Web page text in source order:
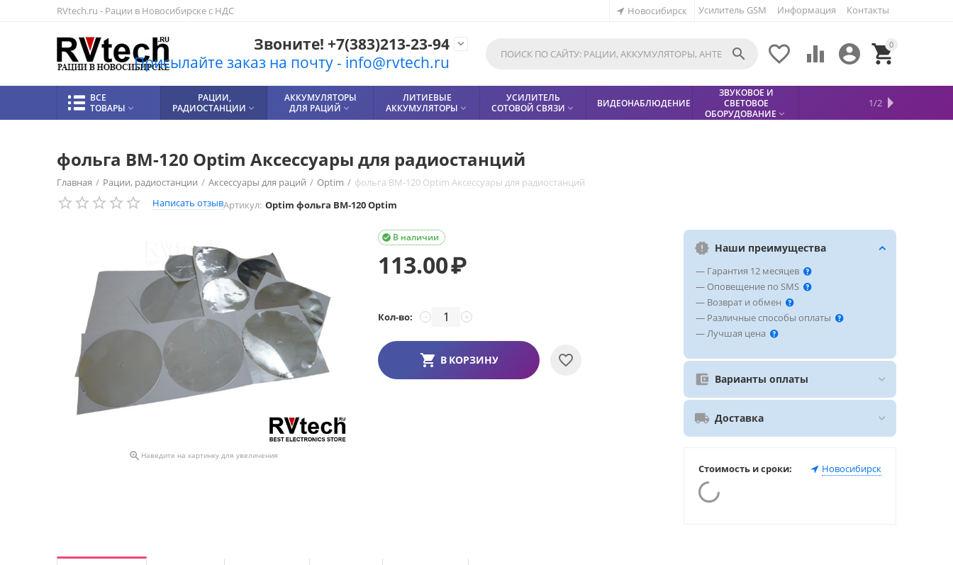
RVtech.ru - Рации в Новосибирске с НДС Усилитель GSM Информация Контакты
Новосибирск
Звоните! +7(383)213-23-94
Присылайте заказ на почту - info@rvtech.ru
 0


 

ВСЕ
ТОВАРЫ 
РАЦИИ,
РАДИОСТАНЦИИ 
АККУМУЛЯТОРЫ
ДЛЯ РАЦИЙ 
ЛИТИЕВЫЕ
АККУМУЛЯТОРЫ 
УСИЛИТЕЛЬ
СОТОВОЙ СВЯЗИ  ВИДЕОНАБЛЮДЕНИЕ
ЗВУКОВОЕ И
СВЕТОВОЕ
ОБОРУДОВАНИЕ 
МЕТАЛЛОДЕТЕКТОР
СФИНКС (SPHINX)
БЕЗОПАСНОСТЬ
КИСЛОТНЫЕ
АККУМУЛЯТОРЫ
1/2
фольга BM-120 Optim Аксессуары для радиостанций
Главная / Рации, радиостанции / Аксессуары для раций / Optim / фольга BM-120 Optim Аксессуары для радиостанций
Написать отзывАртикул: Optim фольга BM-120 Optim
 Наведите на картинку для увеличения
В наличии

113.00₽
Кол-во: +
−
В КОРЗИНУ
Наши преимущества
— Гарантия 12 месяцев
— Оповещение по SMS
— Возврат и обмен
— Различные способы оплаты
— Лучшая цена
Варианты оплаты
Доставка
Стоимость и сроки: Новосибирск